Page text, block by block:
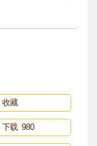
收藏
下载 980